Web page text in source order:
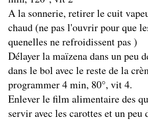
A la sonnerie, retirer le cuit
chaud (ne pas l'ouvrir pour que
quenelles ne refroidissent pas )
Délayer la maïzena dans un peu
dans le bol avec le reste de la
programmer 4 min, 80°, vit 4.
Enlever le film alimentaire des
servir avec les carottes et un peu